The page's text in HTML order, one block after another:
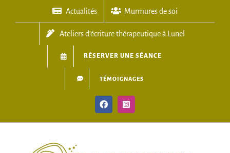
Actualités Murmures de soi
Ateliers d’écriture thérapeutique à Lunel
RÉSERVER UNE SÉANCE
TÉMOIGNAGES
FacebookInstagram